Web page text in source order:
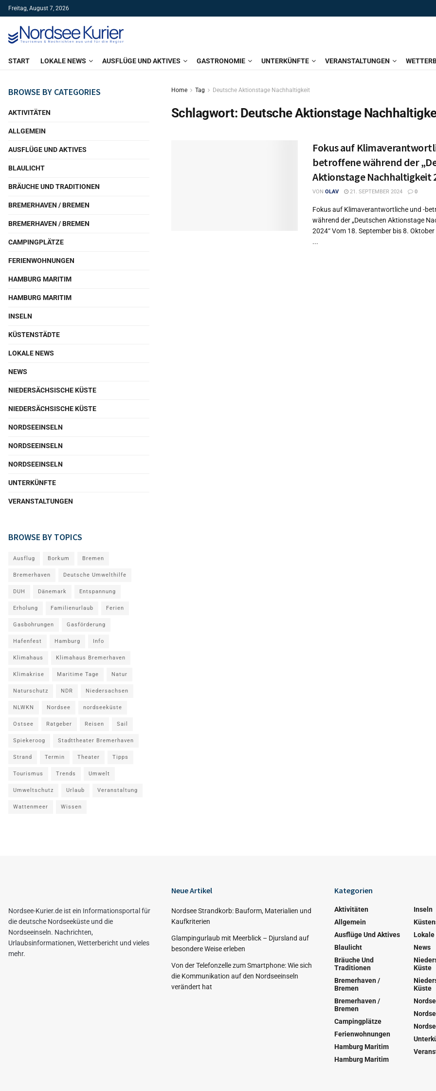
Freitag, August 7, 2026
START LOKALE NEWS AUSFLÜGE UND AKTIVES GASTRONOMIE UNTERKÜNFTE VERANSTALTUNGEN
Home Tag Deutsche Aktionstage Nachhaltigkeit
Schlagwort: Deutsche Aktionstage
Fokus auf
betroffene während der
Aktionstage Nachhaltigkeit
VON OLAV 21. SEPTEMBER 2024 0
Fokus auf Klimaverantwortliche und -
während der „Deutschen Aktionstage
2024“ Vom 18. September bis 8.
...
BROWSE BY CATEGORIES
AKTIVITÄTEN
ALLGEMEIN
AUSFLÜGE UND AKTIVES
BLAULICHT
BRÄUCHE UND TRADITIONEN
BREMERHAVEN / BREMEN
BREMERHAVEN / BREMEN
CAMPINGPLÄTZE
FERIENWOHNUNGEN
HAMBURG MARITIM
HAMBURG MARITIM
INSELN
KÜSTENSTÄDTE
LOKALE NEWS
NEWS
NIEDERSÄCHSISCHE KÜSTE
NIEDERSÄCHSISCHE KÜSTE
NORDSEEINSELN
NORDSEEINSELN
NORDSEEINSELN
UNTERKÜNFTE
VERANSTALTUNGEN
BROWSE BY TOPICS
Ausflug Borkum Bremen
Bremerhaven Deutsche Umwelthilfe
DUH Dänemark Entspannung
Erholung Familienurlaub Ferien
Gasbohrungen Gasförderung
Hafenfest Hamburg Info
Klimahaus Klimahaus Bremerhaven
Klimakrise Maritime Tage Natur
Naturschutz NDR Niedersachsen
NLWKN Nordsee nordseeküste
Ostsee Ratgeber Reisen Sail
Spiekeroog Stadttheater Bremerhaven
Strand Termin Theater Tipps
Tourismus Trends Umwelt
Umweltschutz Urlaub Veranstaltung
Wattenmeer Wissen
Nordsee-Kurier.de ist ein Informationsportal für
die deutsche Nordseeküste und die
Nordseeinseln. Nachrichten,
Urlaubsinformationen, Wetterbericht und vieles
mehr.
Neue Artikel
Nordsee Strandkorb: Bauform, Materialien und
Kaufkriterien
Glampingurlaub mit Meerblick – Djursland auf
besondere Weise erleben
Von der Telefonzelle zum Smartphone: Wie sich
die Kommunikation auf den Nordseeinseln
verändert hat
Kategorien
Aktivitäten
Allgemein
Ausflüge Und Aktives
Blaulicht
Bräuche Und
Traditionen
Bremerhaven /
Bremen
Bremerhaven /
Bremen
Campingplätze
Ferienwohnungen
Hamburg Maritim
Hamburg Maritim
Inseln
Lokale
News
Küste
Küste